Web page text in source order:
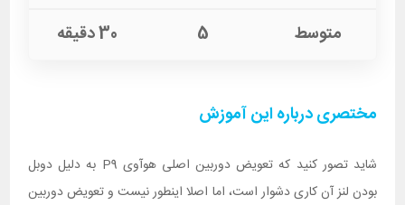
متوسط
5 30 دقیقه
مختصری درباره این آموزش
شاید تصور کنید که تعویض دوربین اصلی هوآوی P9 به دلیل دوبل
بودن لنز آن کاری دشوار است، اما اصلا اینطور نیست و تعویض دوربین